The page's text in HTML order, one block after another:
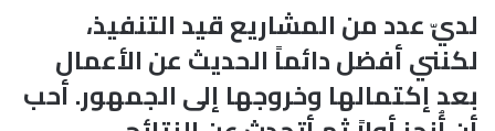
لديّ عدد من المشاريع قيد التنفيذ،
لكنني أفضل دائماً الحديث عن الأعمال
بعد إكتمالها وخروجها إلى الجمهور. أحب